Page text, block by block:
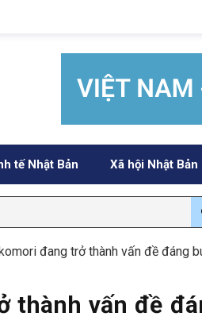
tế Nhật Bản Xã hội Nhật Bản
đang trở thành vấn đề đáng
thành vấn đề